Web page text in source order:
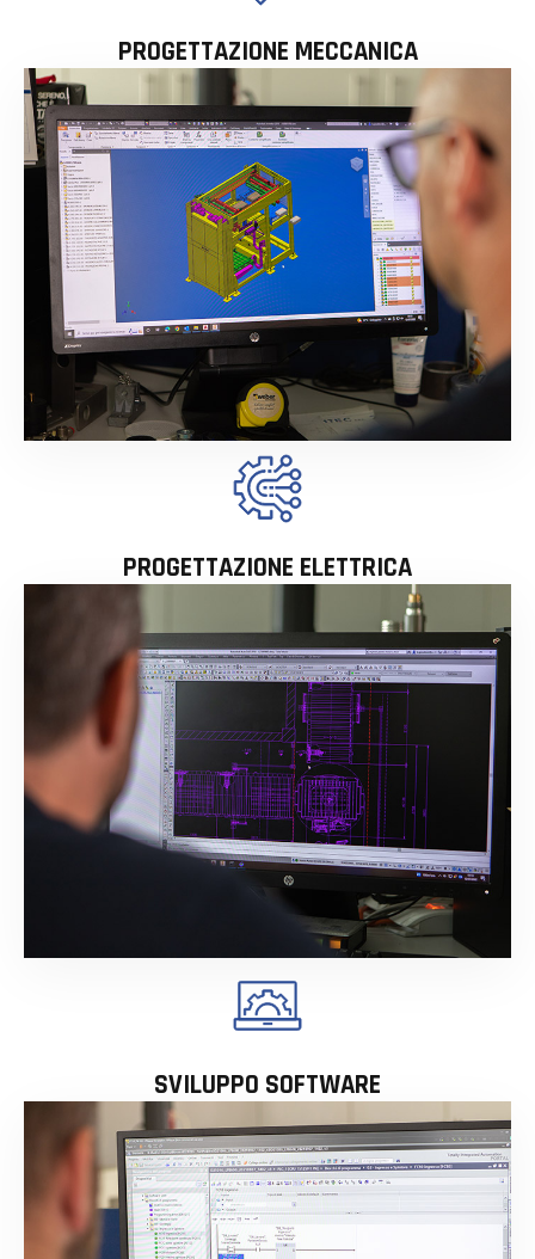
PROGETTAZIONE MECCANICA
PROGETTAZIONE ELETTRICA
SVILUPPO SOFTWARE